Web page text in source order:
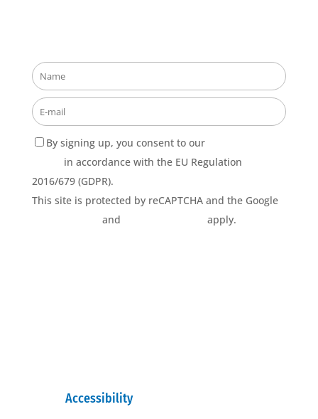
By signing up, you consent to our
in accordance with the EU Regulation
2016/679 (GDPR).
This site is protected by reCAPTCHA and the Google
and apply.
Accessibility